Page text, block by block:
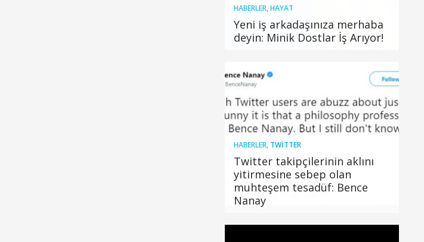
HABERLER,HAYAT
Yeni iş arkadaşınıza merhaba
deyin: Minik Dostlar İş Arıyor!
HABERLER, TWITTER
Twitter takipçilerinin aklını
yitirmesine sebep olan
muhteşem tesadüf: Bence
Nanay